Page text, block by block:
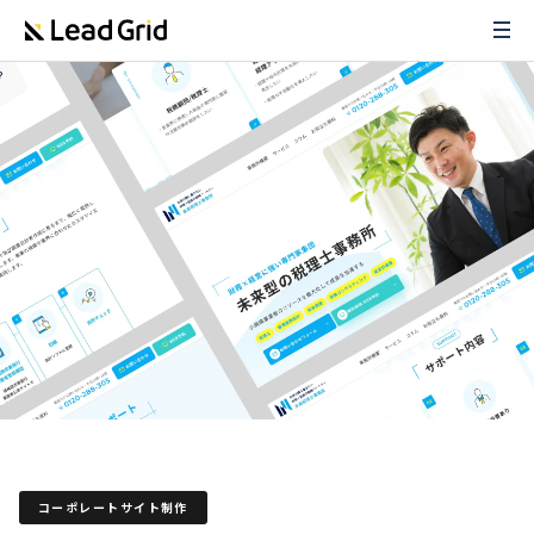
コーポレートサイト制作